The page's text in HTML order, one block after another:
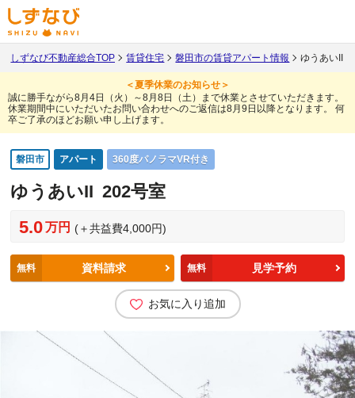
しずなび不動産総合TOP 賃貸住宅 磐田市の賃貸アパート情報 ゆうあいII
＜夏季休業のお知らせ＞
誠に勝手ながら8月4日（火）～8月8日（土）まで休業とさせていただきます。
休業期間中にいただいたお問い合わせへのご返信は8月9日以降となります。
何
卒ご了承のほどお願い申し上げます。
磐田市 アパート 360度パノラマVR付き
ゆうあいII 202号室
5.0 万円 (＋共益費4,000円)
無料 資料請求 無料 見学予約
お気に入り追加